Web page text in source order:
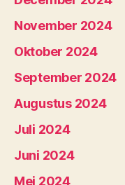
November 2024
Oktober 2024
September 2024
Augustus 2024
Juli 2024
Juni 2024
Mei 2024